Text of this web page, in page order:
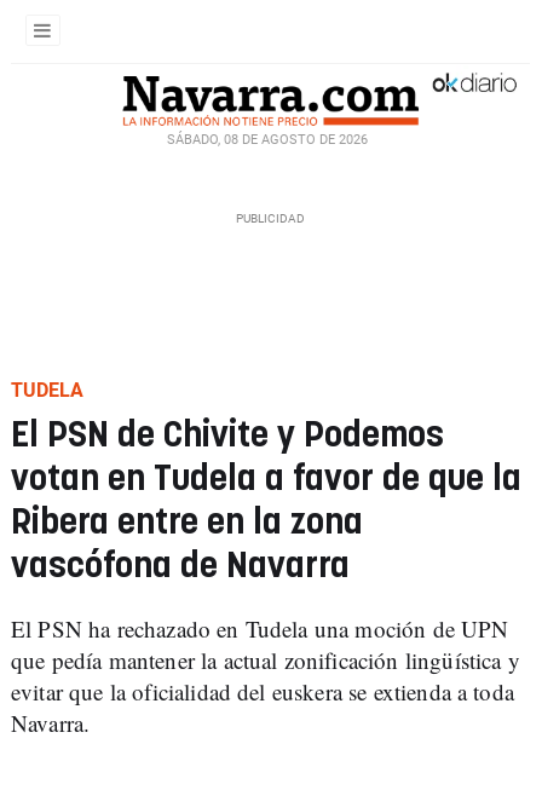
SÁBADO, 08 DE AGOSTO DE 2026
TUDELA
El PSN de Chivite y Podemos
votan en Tudela a favor de que la
Ribera entre en la zona
vascófona de Navarra
El PSN ha rechazado en Tudela una moción de UPN
que pedía mantener la actual zonificación lingüística y
evitar que la oficialidad del euskera se extienda a toda
Navarra.